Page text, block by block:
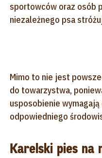
sportowców oraz osób
niezależnego psa
Mimo to nie jest
do towarzystwa,
usposobienie
odpowiedniego
Karelski pies na